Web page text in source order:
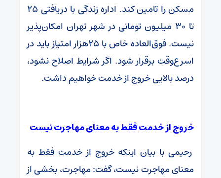
مسکن را تامین کند. اداره زندگی با دریافتی ۲۵
تا ۳۰ میلیون تومانی در شهر تهران امکان‌پذیر
نیست. فوق‌العاده خاص با ۲۵هزار امتیاز باید در
اسرع‌وقت برقرار شود. اگر شرایط اصلاح نشود،
درصد بالایی خروج از خدمت خواهیم‌ داشت.
خروج از خدمت فقط به معنای مهاجرت نیست
رحیمی با بیان اینکه خروج از خدمت فقط به
معنای مهاجرت نیست، گفت: مهاجرت، بخشی از